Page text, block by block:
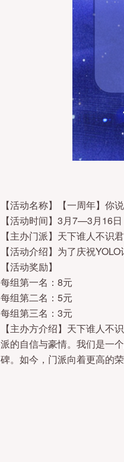
【活动名称】【一周年】你
【活动时间】3月7—3月16日
【主办门派】天下谁人不识
【活动介绍】为了庆祝
【活动奖励】
每组第一名：8元
每组第二名：5元
每组第三名：3元
【主办方介绍】天下谁人不
派的自信与豪情。我们是一
碑。如今，门派向着更高的